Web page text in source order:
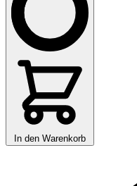
In den Warenkorb